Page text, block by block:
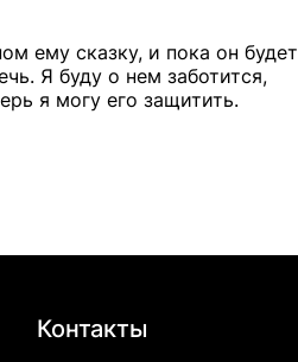
ему сказку, и пока он будет
Я буду о нем заботится,
я могу его защитить.
Контакты